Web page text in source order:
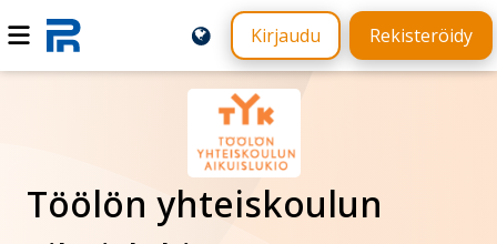
Kirjaudu Rekisteröidy
Töölön yhteiskoulun